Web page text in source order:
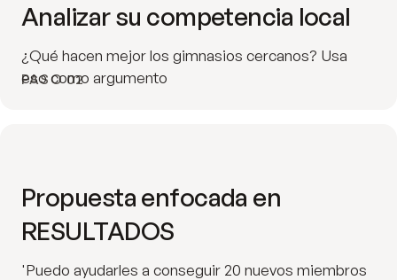
PASO 02
Analizar su competencia local
¿Qué hacen mejor los gimnasios cercanos? Usa
eso como argumento
Propuesta enfocada en
RESULTADOS
'Puedo ayudarles a conseguir 20 nuevos miembros